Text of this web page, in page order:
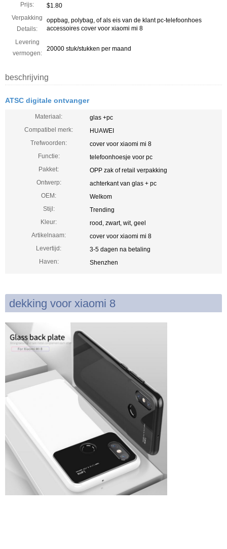
Prijs:
$1.80
Verpakking
Details:
oppbag, polybag, of als eis van de klant pc-telefoonhoes
accessoires cover voor xiaomi mi 8
Levering
vermogen:
20000 stuk/stukken per maand
beschrijving
ATSC digitale ontvanger
Materiaal:
glas +pc
Compatibel merk:
HUAWEI
Trefwoorden:
cover voor xiaomi mi 8
Functie:
telefoonhoesje voor pc
Pakket:
OPP zak of retail verpakking
Ontwerp:
achterkant van glas + pc
OEM:
Welkom
Stijl:
Trending
Kleur:
rood, zwart, wit, geel
Artikelnaam:
cover voor xiaomi mi 8
Levertijd:
3-5 dagen na betaling
Haven:
Shenzhen
dekking voor xiaomi 8